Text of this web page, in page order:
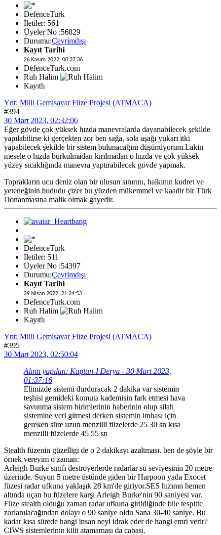
DefenceTurk
İletiler: 561
Üyeler No :56829
Durumu:Çevrimdışı
Kayıt Tarihi
26 Kasım 2022, 00:37:36
DefenceTurk.com
Ruh Halim
Kayıtlı
Ynt: Milli Gemisavar Füze Projesi (ATMACA)
#394
30 Mart 2023, 02:32:06
Eğer gövde çok yüksek hızda manevralarda dayanabilecek şekilde
yapılabilirse ki gerçekten zor ben sağa, sola aşağı yukarı itki
yapabilecek şekilde bir sistem bulunacağını düşünüyorum.Lakin
mesele o hızda burkulmadan kırılmadan o hızda ve çok yüksek
yüzey sıcaklığında manevra yaptırabilecek gövde yapmak.
Toprakların ucu deniz olan bir ulusun sınırını, halkının kudret ve
yeteneğinin hududu çizer bu yüzden mükemmel ve kaadir bir Türk
Donanmasına malik olmak gayedir.
DefenceTurk
İletiler: 511
Üyeler No :54397
Durumu:Çevrimdışı
Kayıt Tarihi
29 Nisan 2022, 21:24:53
DefenceTurk.com
Ruh Halim
Kayıtlı
Ynt: Milli Gemisavar Füze Projesi (ATMACA)
#395
30 Mart 2023, 02:50:04
Alıntı yapılan: Kaptan-I Derya - 30 Mart 2023,
01:37:16
Elimizde sistemi durduracak 2 dakika var sistemin
teşhisi gemideki komuta kademisin fark etmesi hava
savunma sistem birimlerinin haberinin olup silah
sistemine veri gitmesi derken sistemin imhası için
gereken süre uzun menzilli füzelerde 25 30 sn kısa
menzilli füzelerde 45 55 sn
Stealth füzenin güzelligi de o 2 dakikayı azaltması. ben de şöyle bir
örnek vereyim o zaman:
Arleigh Burke sınıfı destroyerlerde radarlar su seviyesinin 20 metre
üzerinde. Suyun 5 metre üstünde giden bir Harpoon yada Exocet
füzesi radar ufkuna yaklaşık 28 km'de giriyor.SES hızının hemen
altında uçan bu füzelere karşı Arleigh Burke'nin 90 saniyesi var.
Füze stealth olduğu zaman radar ufkuna girildiğinde bile tespitte
zorlanılacağından dolayı o 90 saniye oldu Sana 30-40 saniye. Bu
kadar kısa sürede hangi insan neyi idrak eder de hangi emri verir?
CIWS sistemlerinin kilit atamaması da cabası.